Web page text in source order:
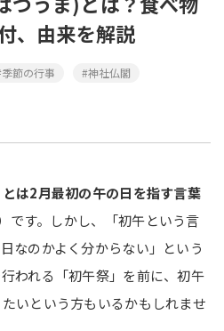
、由来を解説
節の行事
#神社仏閣
とは2月最初の午の日を指す言葉
です。しかし、「初午という言
なのかよく分からない」という
われる「初午祭」を前に、初午
いという方もいるかもしれませ